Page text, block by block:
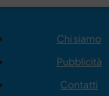
Chi siamo
Pubblicità
Contatti